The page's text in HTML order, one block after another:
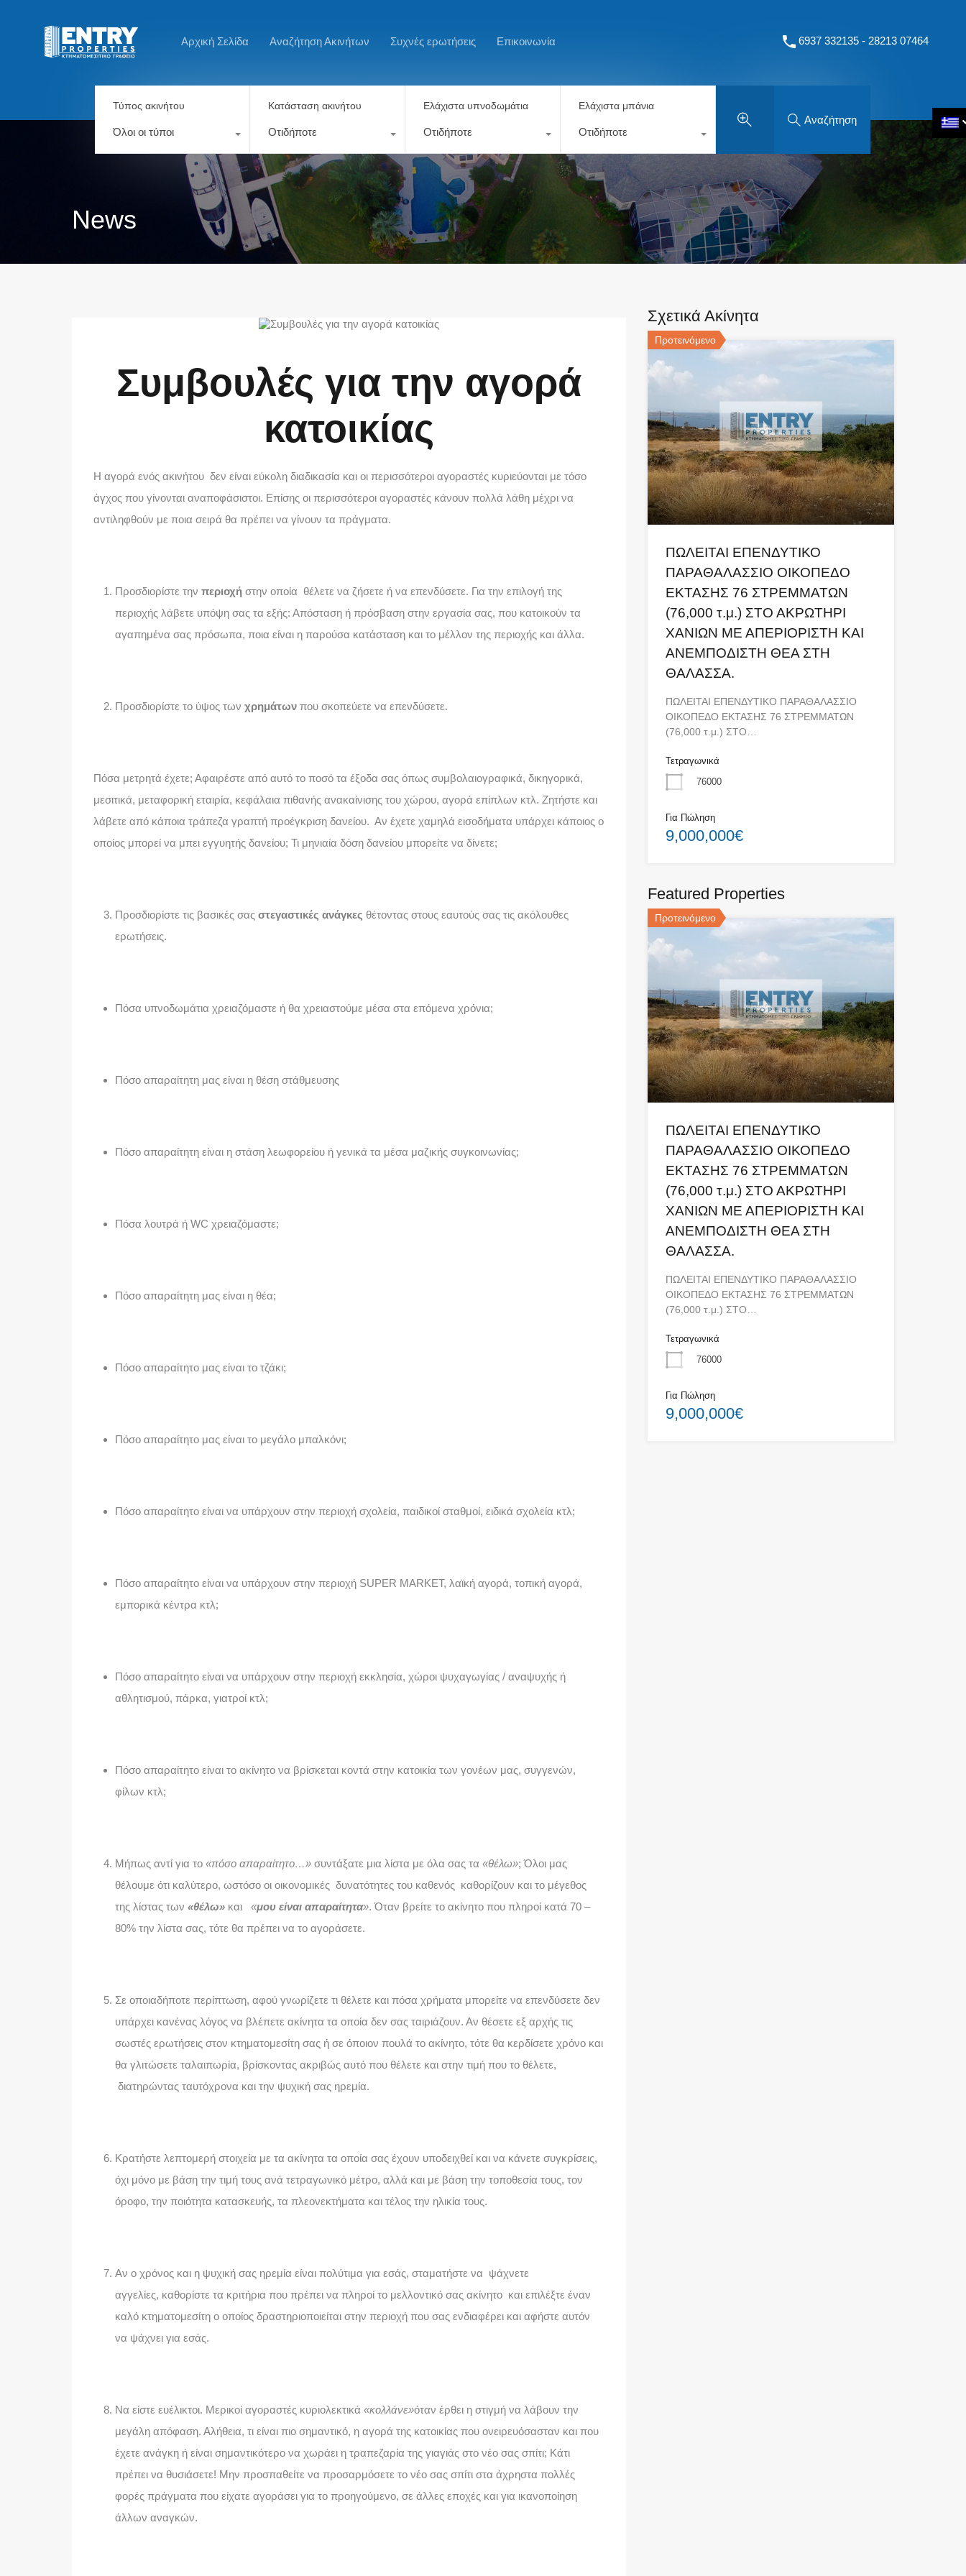
Αρχική Σελίδα Αναζήτηση Ακινήτων Συχνές ερωτήσεις Επικοινωνία 6937 332135 - 28213 07464
Τύπος ακινήτου
Όλοι οι τύποι
Κατάσταση ακινήτου
Οτιδήποτε
Ελάχιστα υπνοδωμάτια
Οτιδήποτε
Ελάχιστα μπάνια
Οτιδήποτε
Αναζήτηση
News
Συμβουλές για την αγορά
κατοικίας
Η αγορά ενός ακινήτου δεν είναι εύκολη διαδικασία και οι περισσότεροι αγοραστές κυριεύονται με τόσο
άγχος που γίνονται αναποφάσιστοι. Επίσης οι περισσότεροι αγοραστές κάνουν πολλά λάθη μέχρι να
αντιληφθούν με ποια σειρά θα πρέπει να γίνουν τα πράγματα.
Προσδιορίστε την περιοχή στην οποία θέλετε να ζήσετε ή να επενδύσετε. Για την επιλογή της
περιοχής λάβετε υπόψη σας τα εξής: Απόσταση ή πρόσβαση στην εργασία σας, που κατοικούν τα
αγαπημένα σας πρόσωπα, ποια είναι η παρούσα κατάσταση και το μέλλον της περιοχής και άλλα.
Προσδιορίστε το ύψος των χρημάτων που σκοπεύετε να επενδύσετε.
Πόσα μετρητά έχετε; Αφαιρέστε από αυτό το ποσό τα έξοδα σας όπως συμβολαιογραφικά, δικηγορικά,
μεσιτικά, μεταφορική εταιρία, κεφάλαια πιθανής ανακαίνισης του χώρου, αγορά επίπλων κτλ. Ζητήστε και
λάβετε από κάποια τράπεζα γραπτή προέγκριση δανείου. Αν έχετε χαμηλά εισοδήματα υπάρχει κάποιος ο
οποίος μπορεί να μπει εγγυητής δανείου; Τι μηνιαία δόση δανείου μπορείτε να δίνετε;
Προσδιορίστε τις βασικές σας στεγαστικές ανάγκες θέτοντας στους εαυτούς σας τις ακόλουθες
ερωτήσεις.
Πόσα υπνοδωμάτια χρειαζόμαστε ή θα χρειαστούμε μέσα στα επόμενα χρόνια;
Πόσο απαραίτητη μας είναι η θέση στάθμευσης
Πόσο απαραίτητη είναι η στάση λεωφορείου ή γενικά τα μέσα μαζικής συγκοινωνίας;
Πόσα λουτρά ή WC χρειαζόμαστε;
Πόσο απαραίτητη μας είναι η θέα;
Πόσο απαραίτητο μας είναι το τζάκι;
Πόσο απαραίτητο μας είναι το μεγάλο μπαλκόνι;
Πόσο απαραίτητο είναι να υπάρχουν στην περιοχή σχολεία, παιδικοί σταθμοί, ειδικά σχολεία κτλ;
Πόσο απαραίτητο είναι να υπάρχουν στην περιοχή SUPER MARKET, λαϊκή αγορά, τοπική αγορά,
εμπορικά κέντρα κτλ;
Πόσο απαραίτητο είναι να υπάρχουν στην περιοχή εκκλησία, χώροι ψυχαγωγίας / αναψυχής ή
αθλητισμού, πάρκα, γιατροί κτλ;
Πόσο απαραίτητο είναι το ακίνητο να βρίσκεται κοντά στην κατοικία των γονέων μας, συγγενών,
φίλων κτλ;
Μήπως αντί για το «πόσο απαραίτητο…» συντάξατε μια λίστα με όλα σας τα «θέλω»; Όλοι μας
θέλουμε ότι καλύτερο, ωστόσο οι οικονομικές δυνατότητες του καθενός καθορίζουν και το μέγεθος
της λίστας των «θέλω» και «μου είναι απαραίτητα». Όταν βρείτε το ακίνητο που πληροί κατά 70 –
80% την λίστα σας, τότε θα πρέπει να το αγοράσετε.
Σε οποιαδήποτε περίπτωση, αφού γνωρίζετε τι θέλετε και πόσα χρήματα μπορείτε να επενδύσετε δεν
υπάρχει κανένας λόγος να βλέπετε ακίνητα τα οποία δεν σας ταιριάζουν. Αν θέσετε εξ αρχής τις
σωστές ερωτήσεις στον κτηματομεσίτη σας ή σε όποιον πουλά το ακίνητο, τότε θα κερδίσετε χρόνο και
θα γλιτώσετε ταλαιπωρία, βρίσκοντας ακριβώς αυτό που θέλετε και στην τιμή που το θέλετε,
διατηρώντας ταυτόχρονα και την ψυχική σας ηρεμία.
Κρατήστε λεπτομερή στοιχεία με τα ακίνητα τα οποία σας έχουν υποδειχθεί και να κάνετε συγκρίσεις,
όχι μόνο με βάση την τιμή τους ανά τετραγωνικό μέτρο, αλλά και με βάση την τοποθεσία τους, τον
όροφο, την ποιότητα κατασκευής, τα πλεονεκτήματα και τέλος την ηλικία τους.
Αν ο χρόνος και η ψυχική σας ηρεμία είναι πολύτιμα για εσάς, σταματήστε να ψάχνετε
αγγελίες, καθορίστε τα κριτήρια που πρέπει να πληροί το μελλοντικό σας ακίνητο και επιλέξτε έναν
καλό κτηματομεσίτη ο οποίος δραστηριοποιείται στην περιοχή που σας ενδιαφέρει και αφήστε αυτόν
να ψάχνει για εσάς.
Να είστε ευέλικτοι. Μερικοί αγοραστές κυριολεκτικά «κολλάνε»όταν έρθει η στιγμή να λάβουν την
μεγάλη απόφαση. Αλήθεια, τι είναι πιο σημαντικό, η αγορά της κατοικίας που ονειρευόσασταν και που
έχετε ανάγκη ή είναι σημαντικότερο να χωράει η τραπεζαρία της γιαγιάς στο νέο σας σπίτι; Κάτι
πρέπει να θυσιάσετε! Μην προσπαθείτε να προσαρμόσετε το νέο σας σπίτι στα άχρηστα πολλές
φορές πράγματα που είχατε αγοράσει για το προηγούμενο, σε άλλες εποχές και για ικανοποίηση
άλλων αναγκών.
Σχετικά Ακίνητα
Προτεινόμενο
ΠΩΛΕΙΤΑΙ ΕΠΕΝΔΥΤΙΚΟ
ΠΑΡΑΘΑΛΑΣΣΙΟ ΟΙΚΟΠΕΔΟ
ΕΚΤΑΣΗΣ 76 ΣΤΡΕΜΜΑΤΩΝ
(76,000 τ.μ.) ΣΤΟ ΑΚΡΩΤΗΡΙ
ΧΑΝΙΩΝ ΜΕ ΑΠΕΡΙΟΡΙΣΤΗ ΚΑΙ
ΑΝΕΜΠΟΔΙΣΤΗ ΘΕΑ ΣΤΗ
ΘΑΛΑΣΣΑ.
ΠΩΛΕΙΤΑΙ ΕΠΕΝΔΥΤΙΚΟ ΠΑΡΑΘΑΛΑΣΣΙΟ
ΟΙΚΟΠΕΔΟ ΕΚΤΑΣΗΣ 76 ΣΤΡΕΜΜΑΤΩΝ
(76,000 τ.μ.) ΣΤΟ…
Τετραγωνικά
76000
Για Πώληση
9,000,000€
Featured Properties
Προτεινόμενο
ΠΩΛΕΙΤΑΙ ΕΠΕΝΔΥΤΙΚΟ
ΠΑΡΑΘΑΛΑΣΣΙΟ ΟΙΚΟΠΕΔΟ
ΕΚΤΑΣΗΣ 76 ΣΤΡΕΜΜΑΤΩΝ
(76,000 τ.μ.) ΣΤΟ ΑΚΡΩΤΗΡΙ
ΧΑΝΙΩΝ ΜΕ ΑΠΕΡΙΟΡΙΣΤΗ ΚΑΙ
ΑΝΕΜΠΟΔΙΣΤΗ ΘΕΑ ΣΤΗ
ΘΑΛΑΣΣΑ.
ΠΩΛΕΙΤΑΙ ΕΠΕΝΔΥΤΙΚΟ ΠΑΡΑΘΑΛΑΣΣΙΟ
ΟΙΚΟΠΕΔΟ ΕΚΤΑΣΗΣ 76 ΣΤΡΕΜΜΑΤΩΝ
(76,000 τ.μ.) ΣΤΟ…
Τετραγωνικά
76000
Για Πώληση
9,000,000€